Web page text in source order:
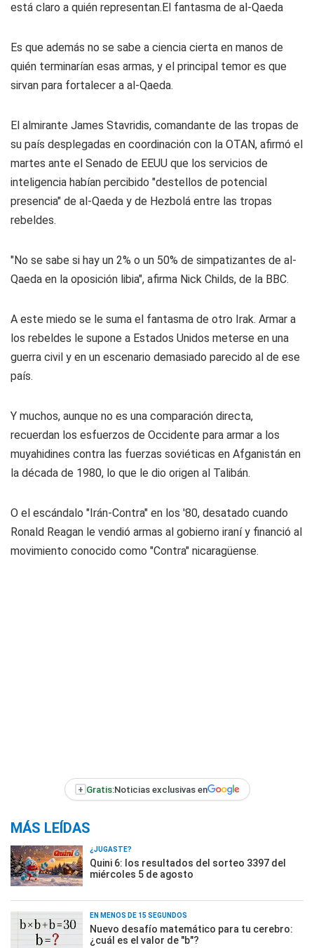
está claro a quién representan.El fantasma de al-Qaeda
Es que además no se sabe a ciencia cierta en manos de
quién terminarían esas armas, y el principal temor es que
sirvan para fortalecer a al-Qaeda.
El almirante James Stavridis, comandante de las tropas de
su país desplegadas en coordinación con la OTAN, afirmó el
martes ante el Senado de EEUU que los servicios de
inteligencia habían percibido "destellos de potencial
presencia" de al-Qaeda y de Hezbolá entre las tropas
rebeldes.
"No se sabe si hay un 2% o un 50% de simpatizantes de al-
Qaeda en la oposición libia", afirma Nick Childs, de la BBC.
A este miedo se le suma el fantasma de otro Irak. Armar a
los rebeldes le supone a Estados Unidos meterse en una
guerra civil y en un escenario demasiado parecido al de ese
país.
Y muchos, aunque no es una comparación directa,
recuerdan los esfuerzos de Occidente para armar a los
muyahidines contra las fuerzas soviéticas en Afganistán en
la década de 1980, lo que le dio origen al Talibán.
O el escándalo "Irán-Contra" en los '80, desatado cuando
Ronald Reagan le vendió armas al gobierno iraní y financió al
movimiento conocido como "Contra" nicaragüense.
+ Gratis:Noticias exclusivas en
MÁS LEÍDAS
¿JUGASTE?
Quini 6: los resultados del sorteo 3397 del
miércoles 5 de agosto
EN MENOS DE 15 SEGUNDOS
Nuevo desafío matemático para tu cerebro:
¿cuál es el valor de "b"?